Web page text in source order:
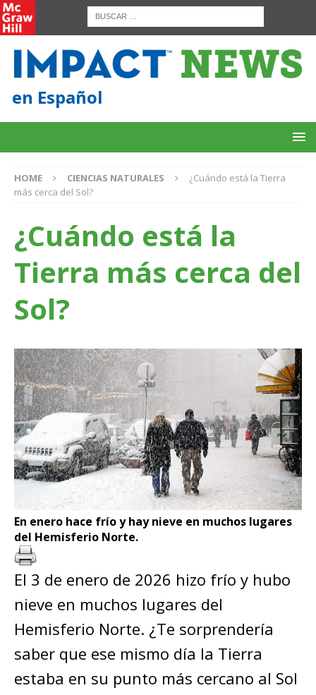
en Español
HOME CIENCIAS NATURALES
¿Cuándo está la Tierra
más cerca del Sol?
¿Cuándo está la
Tierra más cerca del
Sol?
En enero hace frío y hay nieve en muchos lugares
del Hemisferio Norte.
El 3 de enero de 2026 hizo frío y hubo
nieve en muchos lugares del
Hemisferio Norte. ¿Te sorprendería
saber que ese mismo día la Tierra
estaba en su punto más cercano al Sol